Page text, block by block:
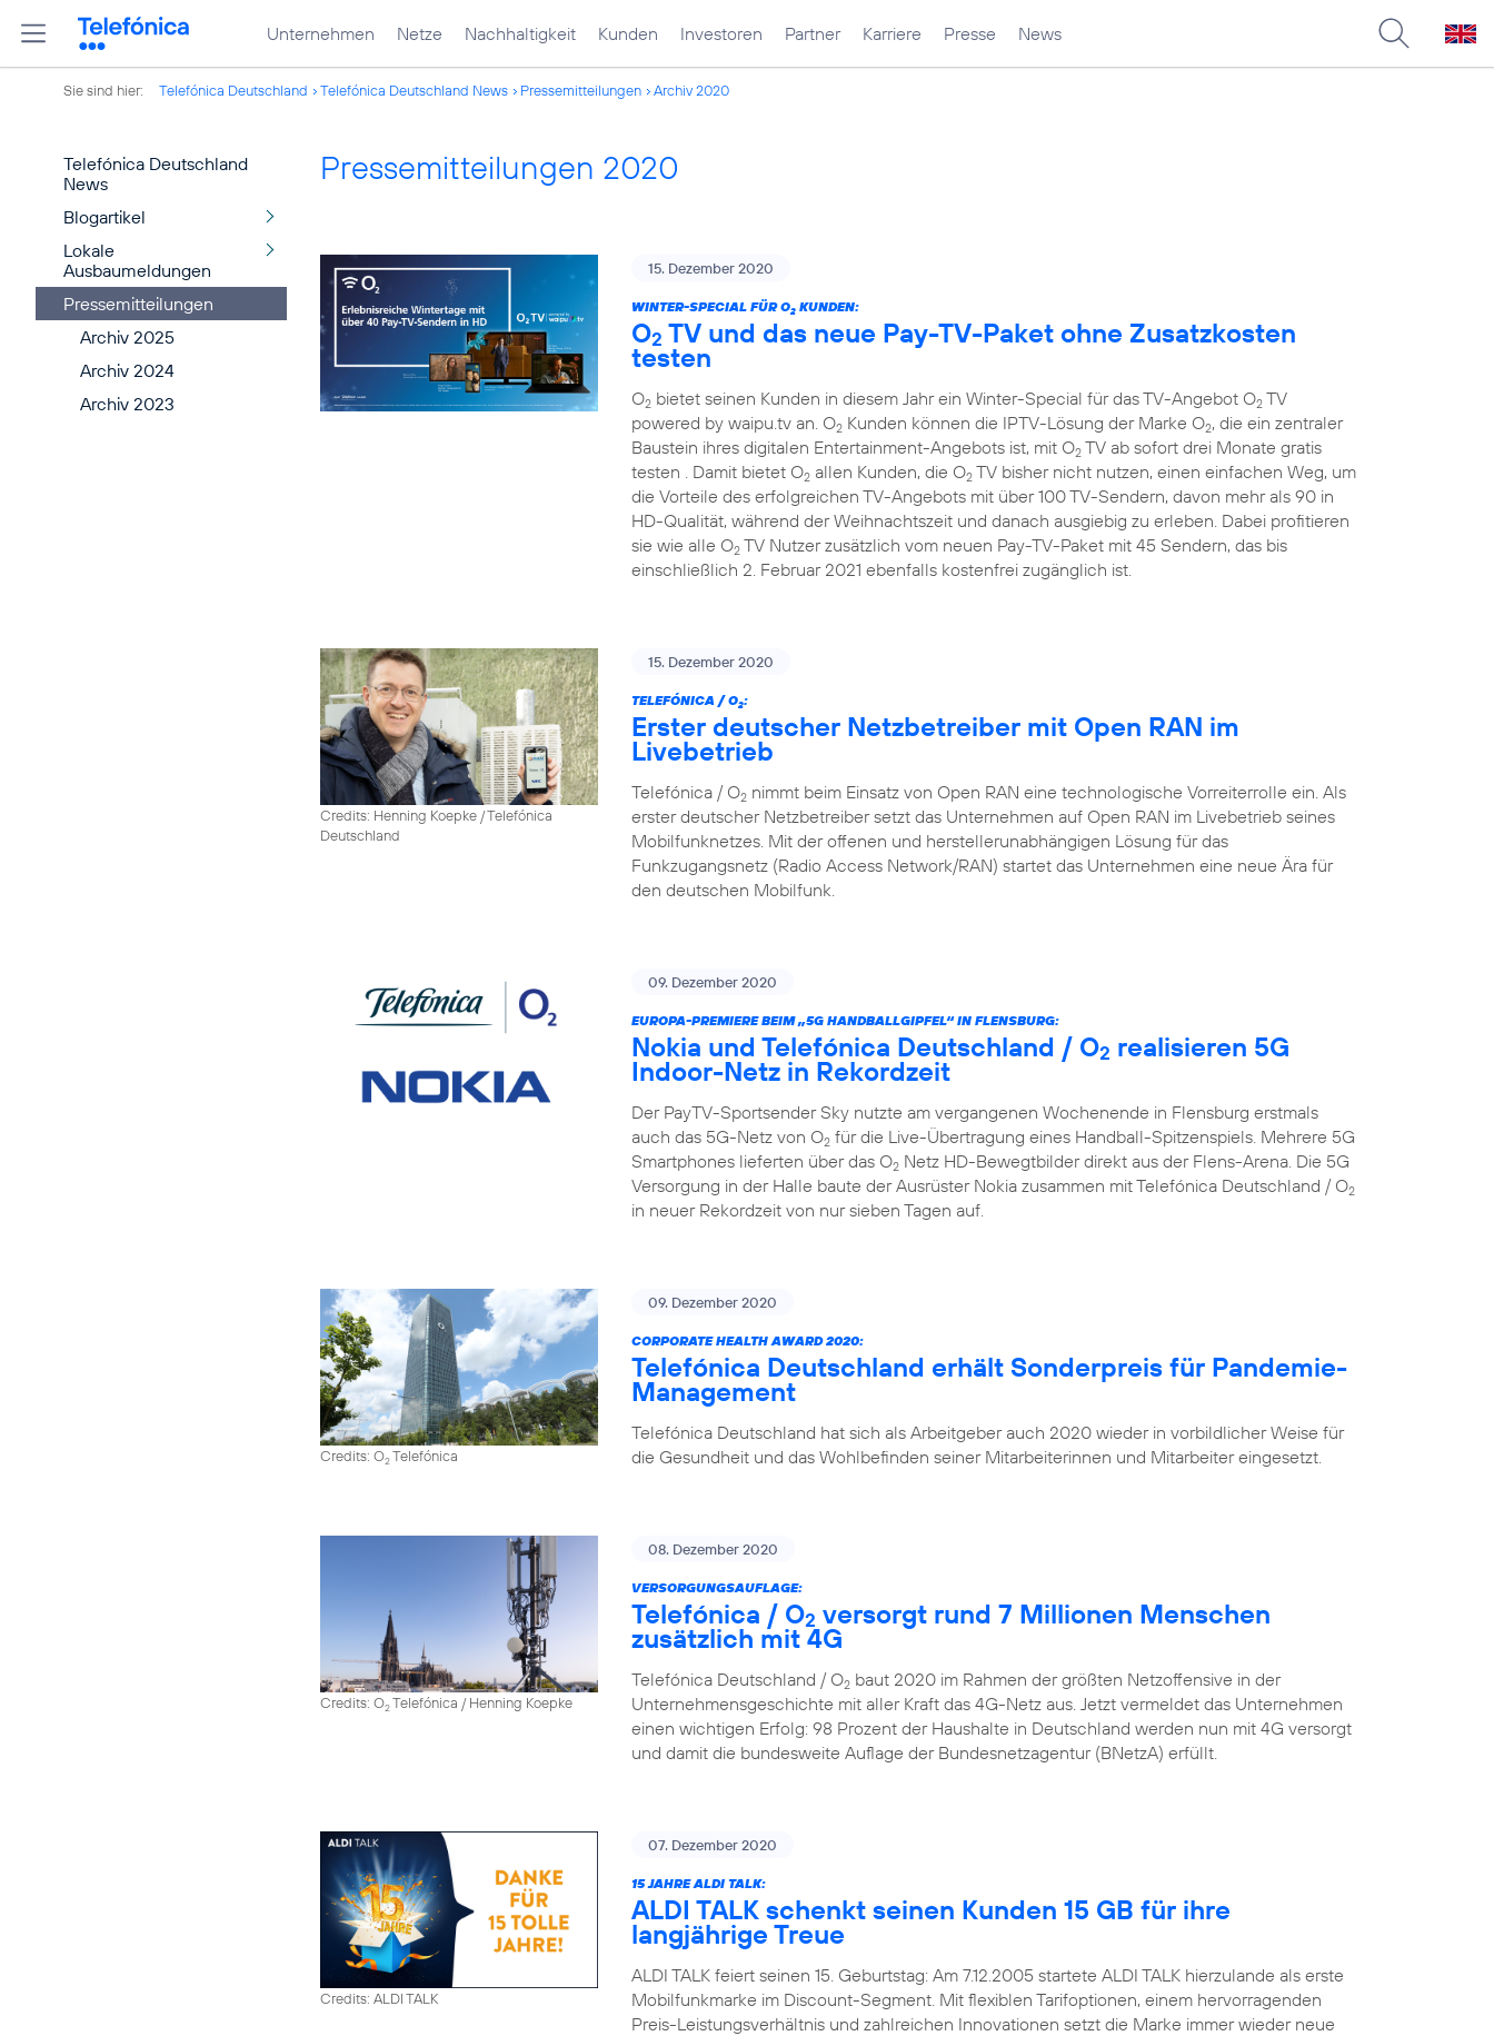
Unternehmen Netze Nachhaltigkeit Kunden Investoren Partner Karriere Presse News
Sie sind hier: Telefónica Deutschland Telefónica Deutschland News Pressemitteilungen Archiv 2020
Telefónica Deutschland
News
Blogartikel
Lokale
Ausbaumeldungen
Pressemitteilungen
Archiv 2025
Archiv 2024
Archiv 2023
Pressemitteilungen 2020
15. Dezember 2020
WINTER-SPECIAL FÜR O2 KUNDEN:
O2 TV und das neue Pay-TV-Paket ohne Zusatzkosten
testen
O2 bietet seinen Kunden in diesem Jahr ein Winter-Special für das TV-Angebot O2 TV
powered by waipu.tv an. O2 Kunden können die IPTV-Lösung der Marke O2, die ein zentraler
Baustein ihres digitalen Entertainment-Angebots ist, mit O2 TV ab sofort drei Monate gratis
testen . Damit bietet O2 allen Kunden, die O2 TV bisher nicht nutzen, einen einfachen Weg, um
die Vorteile des erfolgreichen TV-Angebots mit über 100 TV-Sendern, davon mehr als 90 in
HD-Qualität, während der Weihnachtszeit und danach ausgiebig zu erleben. Dabei profitieren
sie wie alle O2 TV Nutzer zusätzlich vom neuen Pay-TV-Paket mit 45 Sendern, das bis
einschließlich 2. Februar 2021 ebenfalls kostenfrei zugänglich ist.
Credits: Henning Koepke / Telefónica
Deutschland
15. Dezember 2020
TELEFÓNICA / O2:
Erster deutscher Netzbetreiber mit Open RAN im
Livebetrieb
Telefónica / O2 nimmt beim Einsatz von Open RAN eine technologische Vorreiterrolle ein. Als
erster deutscher Netzbetreiber setzt das Unternehmen auf Open RAN im Livebetrieb seines
Mobilfunknetzes. Mit der offenen und herstellerunabhängigen Lösung für das
Funkzugangsnetz (Radio Access Network/RAN) startet das Unternehmen eine neue Ära für
den deutschen Mobilfunk.
09. Dezember 2020
EUROPA-PREMIERE BEIM „5G HANDBALLGIPFEL“ IN FLENSBURG:
Nokia und Telefónica Deutschland / O2 realisieren 5G
Indoor-Netz in Rekordzeit
Der PayTV-Sportsender Sky nutzte am vergangenen Wochenende in Flensburg erstmals
auch das 5G-Netz von O2 für die Live-Übertragung eines Handball-Spitzenspiels. Mehrere 5G
Smartphones lieferten über das O2 Netz HD-Bewegtbilder direkt aus der Flens-Arena. Die 5G
Versorgung in der Halle baute der Ausrüster Nokia zusammen mit Telefónica Deutschland / O2
in neuer Rekordzeit von nur sieben Tagen auf.
Credits: O2Telefónica
09. Dezember 2020
CORPORATE HEALTH AWARD 2020:
Telefónica Deutschland erhält Sonderpreis für Pandemie-
Management
Telefónica Deutschland hat sich als Arbeitgeber auch 2020 wieder in vorbildlicher Weise für
die Gesundheit und das Wohlbefinden seiner Mitarbeiterinnen und Mitarbeiter eingesetzt.
Credits: O2Telefónica / Henning Koepke
08. Dezember 2020
VERSORGUNGSAUFLAGE:
Telefónica / O2 versorgt rund 7 Millionen Menschen
zusätzlich mit 4G
Telefónica Deutschland / O2 baut 2020 im Rahmen der größten Netzoffensive in der
Unternehmensgeschichte mit aller Kraft das 4G-Netz aus. Jetzt vermeldet das Unternehmen
einen wichtigen Erfolg: 98 Prozent der Haushalte in Deutschland werden nun mit 4G versorgt
und damit die bundesweite Auflage der Bundesnetzagentur (BNetzA) erfüllt.
Credits: ALDI TALK
07. Dezember 2020
15 JAHRE ALDI TALK:
ALDI TALK schenkt seinen Kunden 15 GB für ihre
langjährige Treue
ALDI TALK feiert seinen 15. Geburtstag: Am 7.12.2005 startete ALDI TALK hierzulande als erste
Mobilfunkmarke im Discount-Segment. Mit flexiblen Tarifoptionen, einem hervorragenden
Preis-Leistungsverhältnis und zahlreichen Innovationen setzt die Marke immer wieder neue